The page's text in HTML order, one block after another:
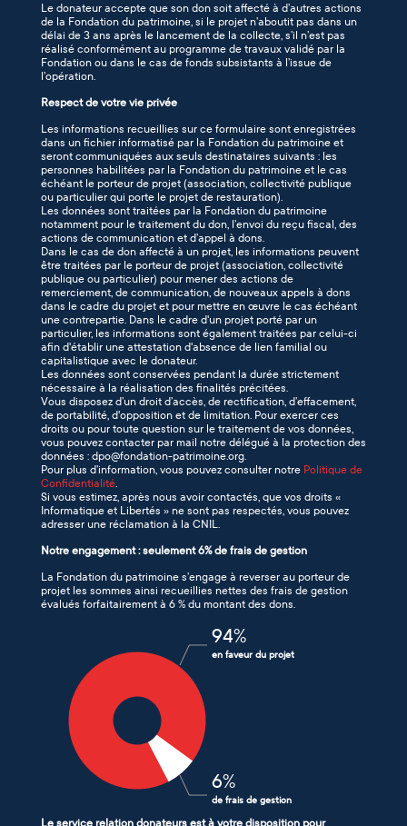
Le donateur accepte que son don soit affecté à d’autres actions
de la Fondation du patrimoine, si le projet n’aboutit pas dans un
délai de 3 ans après le lancement de la collecte, s’il n’est pas
réalisé conformément au programme de travaux validé par la
Fondation ou dans le cas de fonds subsistants à l’issue de
l’opération.
Respect de votre vie privée
Les informations recueillies sur ce formulaire sont enregistrées
dans un fichier informatisé par la Fondation du patrimoine et
seront communiquées aux seuls destinataires suivants : les
personnes habilitées par la Fondation du patrimoine et le cas
échéant le porteur de projet (association, collectivité publique
ou particulier qui porte le projet de restauration).
Les données sont traitées par la Fondation du patrimoine
notamment pour le traitement du don, l’envoi du reçu fiscal, des
actions de communication et d’appel à dons.
Dans le cas de don affecté à un projet, les informations peuvent
être traitées par le porteur de projet (association, collectivité
publique ou particulier) pour mener des actions de
remerciement, de communication, de nouveaux appels à dons
dans le cadre du projet et pour mettre en œuvre le cas échéant
une contrepartie. Dans le cadre d'un projet porté par un
particulier, les informations sont également traitées par celui-ci
afin d'établir une attestation d'absence de lien familial ou
capitalistique avec le donateur.
Les données sont conservées pendant la durée strictement
nécessaire à la réalisation des finalités précitées.
Vous disposez d’un droit d’accès, de rectification, d’effacement,
de portabilité, d'opposition et de limitation. Pour exercer ces
droits ou pour toute question sur le traitement de vos données,
vous pouvez contacter par mail notre délégué à la protection des
données : dpo@fondation-patrimoine.org.
Pour plus d’information, vous pouvez consulter notre Politique de
Confidentialité
Si vous estimez, après nous avoir contactés, que vos droits «
Informatique et Libertés » ne sont pas respectés, vous pouvez
adresser une réclamation à la CNIL.
Notre engagement : seulement 6% de frais de gestion
La Fondation du patrimoine s’engage à reverser au porteur de
projet les sommes ainsi recueillies nettes des frais de gestion
évalués forfaitairement à 6 % du montant des dons.
94%
en faveur du projet
6%
de frais de gestion
Le service relation donateurs est à votre disposition pour